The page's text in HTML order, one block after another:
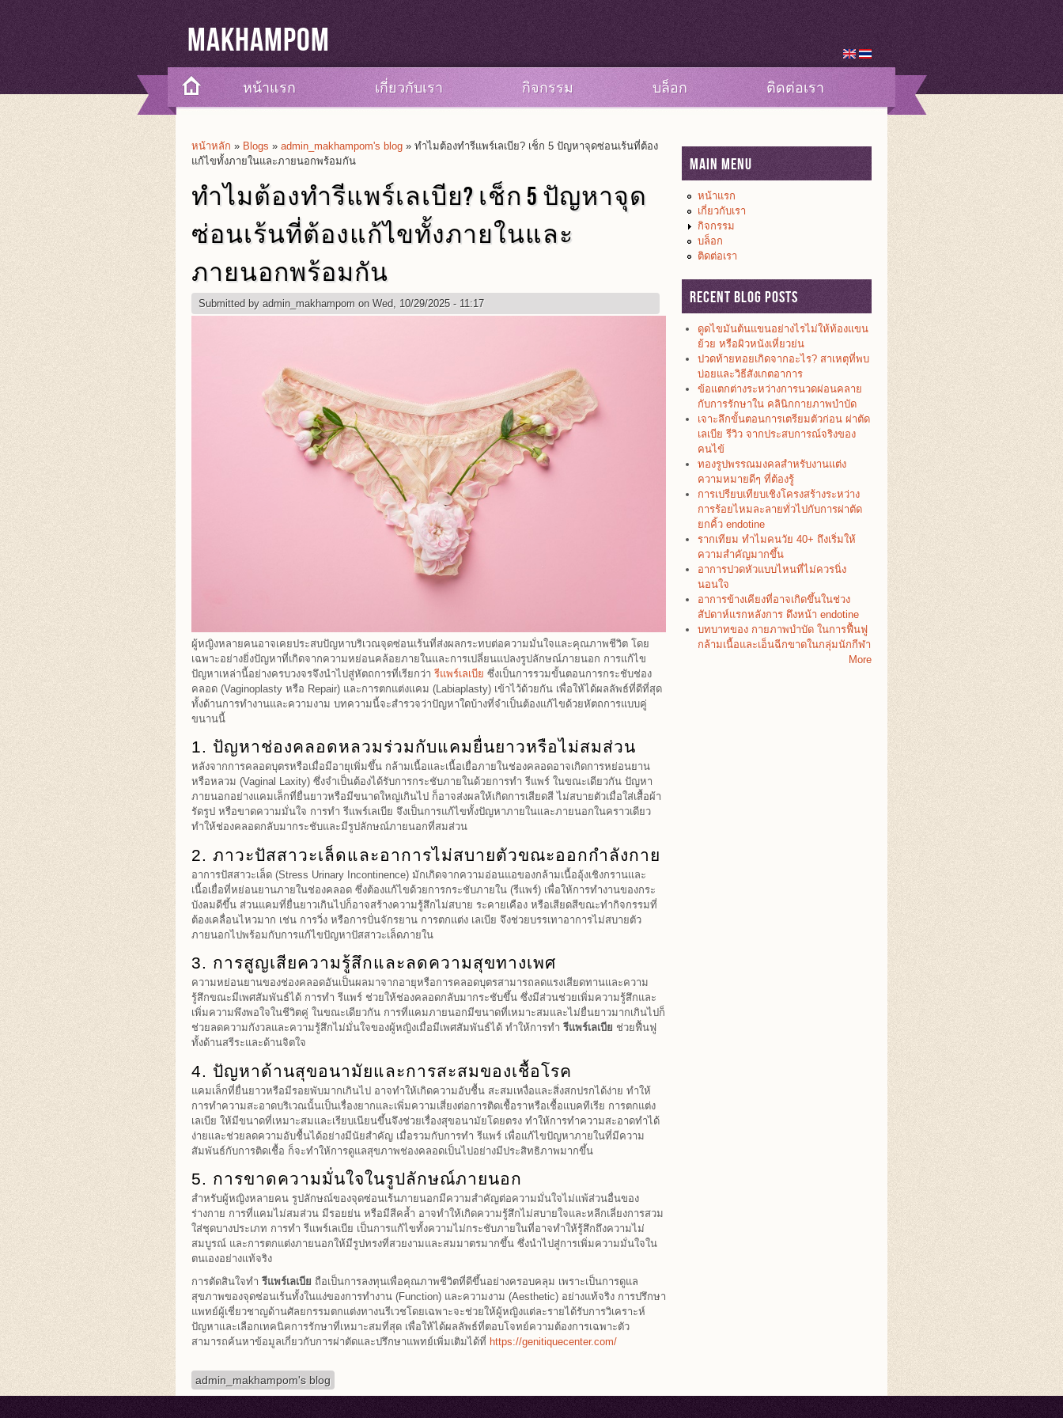
Makhampom
หน้าแรก เกี่ยวกับเรา กิจกรรม บล็อก ติดต่อเรา
You Are Here
หน้าหลัก » Blogs » admin_makhampom's blog » ทำไมต้องทำรีแพร์เลเบีย? เช็ก 5 ปัญหาจุดซ่อนเร้นที่ต้อง
แก้ไขทั้งภายในและภายนอกพร้อมกัน
ทำไมต้องทำรีแพร์เลเบีย? เช็ก 5 ปัญหาจุด
ซ่อนเร้นที่ต้องแก้ไขทั้งภายในและ
ภายนอกพร้อมกัน
Submitted by admin_makhampom on Wed, 10/29/2025 - 11:17
ผู้หญิงหลายคนอาจเคยประสบปัญหาบริเวณจุดซ่อนเร้นที่ส่งผลกระทบต่อความมั่นใจและคุณภาพชีวิต โดย
เฉพาะอย่างยิ่งปัญหาที่เกิดจากความหย่อนคล้อยภายในและการเปลี่ยนแปลงรูปลักษณ์ภายนอก การแก้ไข
ปัญหาเหล่านี้อย่างครบวงจรจึงนำไปสู่หัตถการที่เรียกว่า รีแพร์เลเบีย ซึ่งเป็นการรวมขั้นตอนการกระชับช่อง
คลอด (Vaginoplasty หรือ Repair) และการตกแต่งแคม (Labiaplasty) เข้าไว้ด้วยกัน เพื่อให้ได้ผลลัพธ์ที่ดีที่สุด
ทั้งด้านการทำงานและความงาม บทความนี้จะสำรวจว่าปัญหาใดบ้างที่จำเป็นต้องแก้ไขด้วยหัตถการแบบคู่
ขนานนี้
1. ปัญหาช่องคลอดหลวมร่วมกับแคมยื่นยาวหรือไม่สมส่วน
หลังจากการคลอดบุตรหรือเมื่อมีอายุเพิ่มขึ้น กล้ามเนื้อและเนื้อเยื่อภายในช่องคลอดอาจเกิดการหย่อนยาน
หรือหลวม (Vaginal Laxity) ซึ่งจำเป็นต้องได้รับการกระชับภายในด้วยการทำ รีแพร์ ในขณะเดียวกัน ปัญหา
ภายนอกอย่างแคมเล็กที่ยื่นยาวหรือมีขนาดใหญ่เกินไป ก็อาจส่งผลให้เกิดการเสียดสี ไม่สบายตัวเมื่อใส่เสื้อผ้า
รัดรูป หรือขาดความมั่นใจ การทำ รีแพร์เลเบีย จึงเป็นการแก้ไขทั้งปัญหาภายในและภายนอกในคราวเดียว
ทำให้ช่องคลอดกลับมากระชับและมีรูปลักษณ์ภายนอกที่สมส่วน
2. ภาวะปัสสาวะเล็ดและอาการไม่สบายตัวขณะออกกำลังกาย
อาการปัสสาวะเล็ด (Stress Urinary Incontinence) มักเกิดจากความอ่อนแอของกล้ามเนื้ออุ้งเชิงกรานและ
เนื้อเยื่อที่หย่อนยานภายในช่องคลอด ซึ่งต้องแก้ไขด้วยการกระชับภายใน (รีแพร์) เพื่อให้การทำงานของกระ
บังลมดีขึ้น ส่วนแคมที่ยื่นยาวเกินไปก็อาจสร้างความรู้สึกไม่สบาย ระคายเคือง หรือเสียดสีขณะทำกิจกรรมที่
ต้องเคลื่อนไหวมาก เช่น การวิ่ง หรือการปั่นจักรยาน การตกแต่ง เลเบีย จึงช่วยบรรเทาอาการไม่สบายตัว
ภายนอกไปพร้อมกับการแก้ไขปัญหาปัสสาวะเล็ดภายใน
3. การสูญเสียความรู้สึกและลดความสุขทางเพศ
ความหย่อนยานของช่องคลอดอันเป็นผลมาจากอายุหรือการคลอดบุตรสามารถลดแรงเสียดทานและความ
รู้สึกขณะมีเพศสัมพันธ์ได้ การทำ รีแพร์ ช่วยให้ช่องคลอดกลับมากระชับขึ้น ซึ่งมีส่วนช่วยเพิ่มความรู้สึกและ
เพิ่มความพึงพอใจในชีวิตคู่ ในขณะเดียวกัน การที่แคมภายนอกมีขนาดที่เหมาะสมและไม่ยื่นยาวมากเกินไปก็
ช่วยลดความกังวลและความรู้สึกไม่มั่นใจของผู้หญิงเมื่อมีเพศสัมพันธ์ได้ ทำให้การทำ รีแพร์เลเบีย ช่วยฟื้นฟู
ทั้งด้านสรีระและด้านจิตใจ
4. ปัญหาด้านสุขอนามัยและการสะสมของเชื้อโรค
แคมเล็กที่ยื่นยาวหรือมีรอยพับมากเกินไป อาจทำให้เกิดความอับชื้น สะสมเหงื่อและสิ่งสกปรกได้ง่าย ทำให้
การทำความสะอาดบริเวณนั้นเป็นเรื่องยากและเพิ่มความเสี่ยงต่อการติดเชื้อราหรือเชื้อแบคทีเรีย การตกแต่ง
เลเบีย ให้มีขนาดที่เหมาะสมและเรียบเนียนขึ้นจึงช่วยเรื่องสุขอนามัยโดยตรง ทำให้การทำความสะอาดทำได้
ง่ายและช่วยลดความอับชื้นได้อย่างมีนัยสำคัญ เมื่อรวมกับการทำ รีแพร์ เพื่อแก้ไขปัญหาภายในที่มีความ
สัมพันธ์กับการติดเชื้อ ก็จะทำให้การดูแลสุขภาพช่องคลอดเป็นไปอย่างมีประสิทธิภาพมากขึ้น
5. การขาดความมั่นใจในรูปลักษณ์ภายนอก
สำหรับผู้หญิงหลายคน รูปลักษณ์ของจุดซ่อนเร้นภายนอกมีความสำคัญต่อความมั่นใจไม่แพ้ส่วนอื่นของ
ร่างกาย การที่แคมไม่สมส่วน มีรอยย่น หรือมีสีคล้ำ อาจทำให้เกิดความรู้สึกไม่สบายใจและหลีกเลี่ยงการสวม
ใส่ชุดบางประเภท การทำ รีแพร์เลเบีย เป็นการแก้ไขทั้งความไม่กระชับภายในที่อาจทำให้รู้สึกถึงความไม่
สมบูรณ์ และการตกแต่งภายนอกให้มีรูปทรงที่สวยงามและสมมาตรมากขึ้น ซึ่งนำไปสู่การเพิ่มความมั่นใจใน
ตนเองอย่างแท้จริง
การตัดสินใจทำ รีแพร์เลเบีย ถือเป็นการลงทุนเพื่อคุณภาพชีวิตที่ดีขึ้นอย่างครอบคลุม เพราะเป็นการดูแล
สุขภาพของจุดซ่อนเร้นทั้งในแง่ของการทำงาน (Function) และความงาม (Aesthetic) อย่างแท้จริง การปรึกษา
แพทย์ผู้เชี่ยวชาญด้านศัลยกรรมตกแต่งทางนรีเวชโดยเฉพาะจะช่วยให้ผู้หญิงแต่ละรายได้รับการวิเคราะห์
ปัญหาและเลือกเทคนิคการรักษาที่เหมาะสมที่สุด เพื่อให้ได้ผลลัพธ์ที่ตอบโจทย์ความต้องการเฉพาะตัว
สามารถค้นหาข้อมูลเกี่ยวกับการผ่าตัดและปรึกษาแพทย์เพิ่มเติมได้ที่ https://genitiquecenter.com/
admin_makhampom's blog
Main Menu
หน้าแรก
เกี่ยวกับเรา
กิจกรรม
บล็อก
ติดต่อเรา
Recent Blog Posts
ดูดไขมันต้นแขนอย่างไรไม่ให้ท้องแขน
ย้วย หรือผิวหนังเหี่ยวย่น
ปวดท้ายทอยเกิดจากอะไร? สาเหตุที่พบ
บ่อยและวิธีสังเกตอาการ
ข้อแตกต่างระหว่างการนวดผ่อนคลาย
กับการรักษาใน คลินิกกายภาพบำบัด
เจาะลึกขั้นตอนการเตรียมตัวก่อน ผ่าตัด
เลเบีย รีวิว จากประสบการณ์จริงของ
คนไข้
ทองรูปพรรณมงคลสำหรับงานแต่ง
ความหมายดีๆ ที่ต้องรู้
การเปรียบเทียบเชิงโครงสร้างระหว่าง
การร้อยไหมละลายทั่วไปกับการผ่าตัด
ยกคิ้ว endotine
รากเทียม ทำไมคนวัย 40+ ถึงเริ่มให้
ความสำคัญมากขึ้น
อาการปวดหัวแบบไหนที่ไม่ควรนิ่ง
นอนใจ
อาการข้างเคียงที่อาจเกิดขึ้นในช่วง
สัปดาห์แรกหลังการ ดึงหน้า endotine
บทบาทของ กายภาพบำบัด ในการฟื้นฟู
กล้ามเนื้อและเอ็นฉีกขาดในกลุ่มนักกีฬา
More